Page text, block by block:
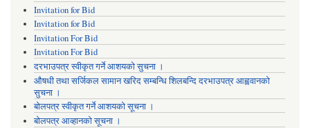
Invitation for Bid
Invitation for Bid
Invitation For Bid
Invitation For Bid
दरभाउपत्र स्वीकृत गर्ने आशयको सुचना ।
औषधी तथा सर्जिकल सामान खरिद सम्बन्धि शिलबन्दि दरभाउपत्र आह्ववानको
सुचना ।
बोलपत्र स्वीकृत गर्ने आशयको सूचना ।
बोलपत्र आव्हानको सूचना ।